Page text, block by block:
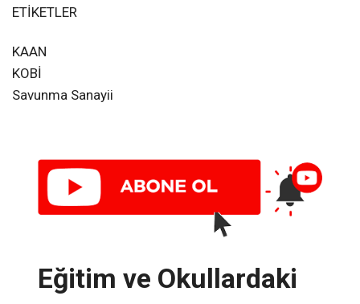
ETİKETLER
KAAN
KOBİ
Savunma Sanayii
Eğitim ve Okullardaki